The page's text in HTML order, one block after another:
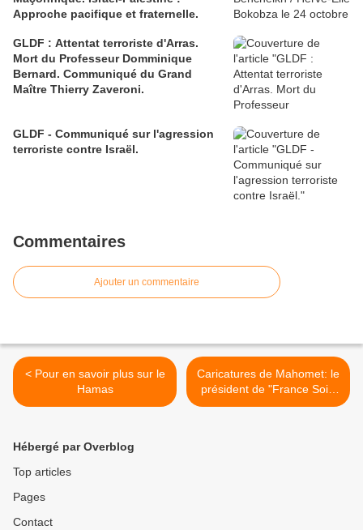
Approche pacifique et fraternelle.
GLDF : Attentat terroriste d'Arras.
Mort du Professeur Domminique
Bernard. Communiqué du Grand
Maître Thierry Zaveroni.
GLDF - Communiqué sur l'agression
terroriste contre Israël.
Commentaires
Ajouter un commentaire
< Pour en savoir plus sur le
Hamas
Caricatures de Mahomet: le
président de "France Soir"
limogé >
Hébergé par Overblog
Top articles
Pages
Contact